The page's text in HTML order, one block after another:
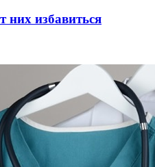
них избавиться